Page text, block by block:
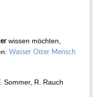
wissen möchten,
Wasser Otter Mensch
Sommer, R. Rauch